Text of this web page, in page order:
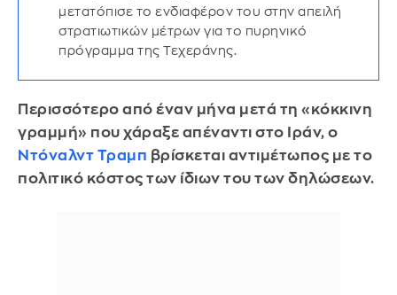
μετατόπισε το ενδιαφέρον του στην απειλή
στρατιωτικών μέτρων για το πυρηνικό
πρόγραμμα της Τεχεράνης.
Περισσότερο από έναν μήνα μετά τη «κόκκινη
γραμμή» που χάραξε απέναντι στο Ιράν, ο
Ντόναλντ Τραμπ βρίσκεται αντιμέτωπος με το
πολιτικό κόστος των ίδιων του των δηλώσεων.